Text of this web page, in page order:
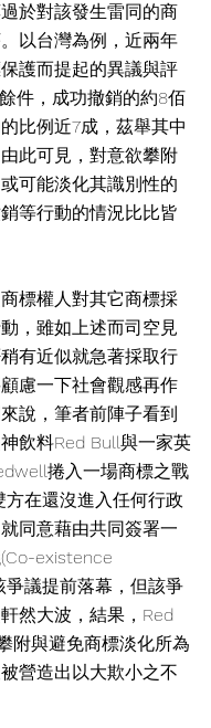
於對該發生雷同的商
以台灣為例，近兩年
護而提起的異議與評
件，成功撤銷的約8佰
比例近7成，茲舉其中
此可見，對意欲攀附
可能淡化其識別性的
等行動的情況比比皆
權人對其它商標採
，雖如上述而司空見
有近似就急著採取行
慮一下社會觀感再作
說，筆者前陣子看到
飲料Red Bull與一家英
捲入一場商標之戰
方在還沒進入任何行政
同意藉由共同簽署一
existence
議提前落幕，但該爭
然大波，結果，Red
附與避免商標淡化所為
營造出以大欺小之不